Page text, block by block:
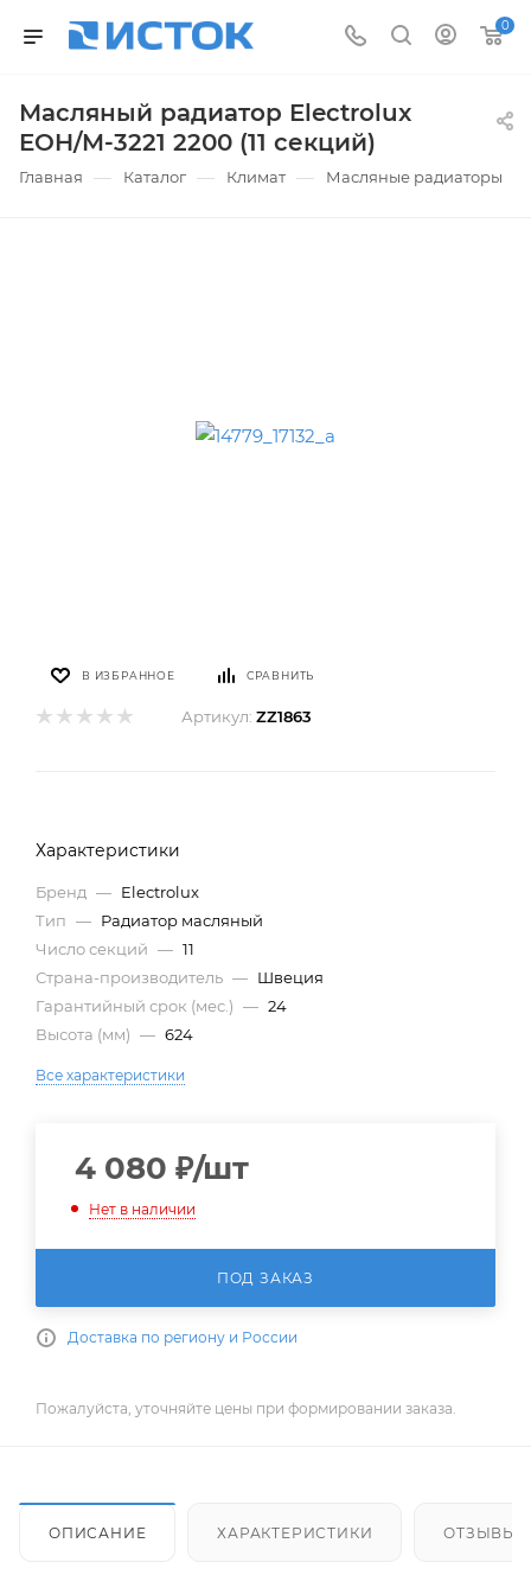
0
Масляный радиатор Electrolux
EOH/M-3221 2200 (11 секций)
Главная — Каталог — Климат — Масляные радиаторы
В ИЗБРАННОЕ СРАВНИТЬ
Артикул: ZZ1863
Характеристики
Бренд — Electrolux
Тип — Радиатор масляный
Число секций — 11
Страна-производитель — Швеция
Гарантийный срок (мес.) — 24
Высота (мм) — 624
Все характеристики
4 080 ₽/шт
Нет в наличии
ПОД ЗАКАЗ
Доставка по региону и России
Пожалуйста, уточняйте цены при формировании заказа.
ОПИСАНИЕ ХАРАКТЕРИСТИКИ ОТЗЫВЫ